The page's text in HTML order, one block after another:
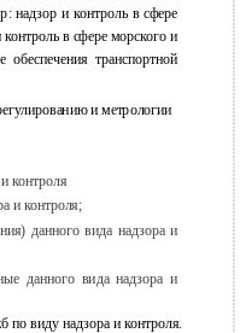
надзор и контроль в сфере
в сфере морского и
обеспечения транспортной
и метрологии
контроля
и контроля;
данного вида надзора и
данного вида надзора и
виду надзора и контроля.